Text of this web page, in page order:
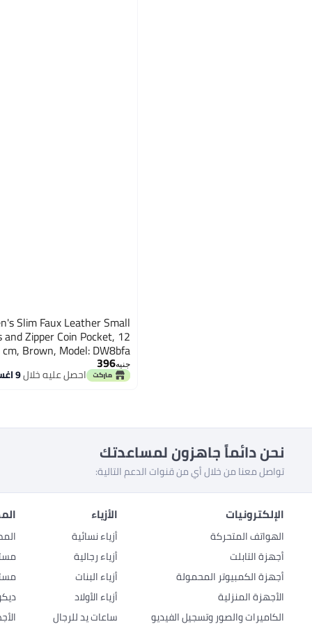
Slim Faux Leather Small
Zipper Coin Pocket, 12
Brown, Model: DW8bfa
جنيه396
احصل عليه خلال9 اغسطس
نحن دائماً جاهزون لمساعدتك
تواصل معنا من خلال أي من قنوات الدعم التالية:
الإلكترونيات
الهواتف المتحركة
أجهزة التابلت
أجهزة الكمبيوتر المحمولة
الأجهزة المنزلية
الكاميرات والصور وتسجيل الفيديو
الأزياء
أزياء نسائية
أزياء رجالية
أزياء البنات
أزياء الأولاد
ساعات يد للرجال